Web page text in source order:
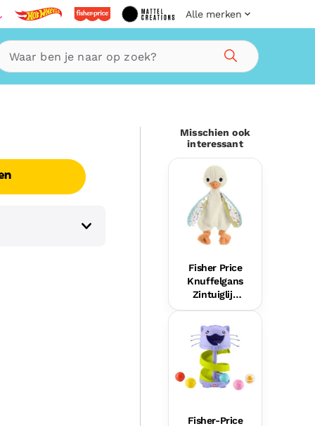
Alle merken
Zoeken
Misschien ook
interessant
Fisher Price
Knuffelgans
Zintuiglijk
Speelgoed
Knuffel Met
Geluid Voor
Baby'S
Fisher-Price